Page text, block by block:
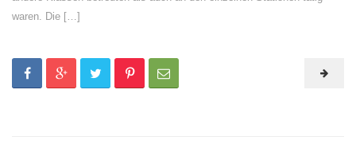
waren. Die […]